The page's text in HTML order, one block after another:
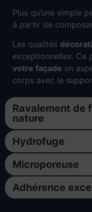
Plus qu’une simple
à partir de
Les qualités
exceptionnelles. Ce
votre façade un
corps avec le
Ravalement de
nature
Hydrofuge
Microporeuse
Adhérence